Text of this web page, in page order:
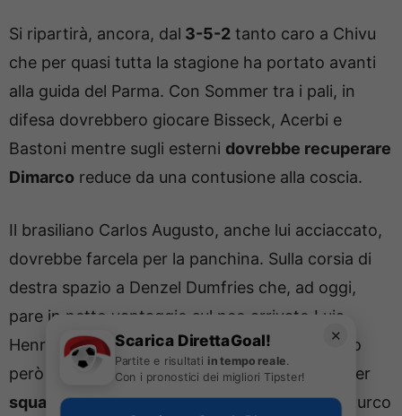
Si ripartirà, ancora, dal 3-5-2 tanto caro a Chivu
che per quasi tutta la stagione ha portato avanti
alla guida del Parma. Con Sommer tra i pali, in
difesa dovrebbero giocare Bisseck, Acerbi e
Bastoni mentre sugli esterni dovrebbe recuperare
Dimarco reduce da una contusione alla coscia.
Il brasiliano Carlos Augusto, anche lui acciaccato,
dovrebbe farcela per la panchina. Sulla corsia di
destra spazio a Denzel Dumfries che, ad oggi,
pare in netto vantaggio sul neo arrivato Luis
Henrique. La novità più importante la vedremo
però al centro della mediana, vista l’assenza per
squalifica di Hakan Calhanoglu. Al posto del turco
✕
Scarica DirettaGoal!
Partite e risultati in tempo reale.
Con i pronostici dei migliori Tipster!